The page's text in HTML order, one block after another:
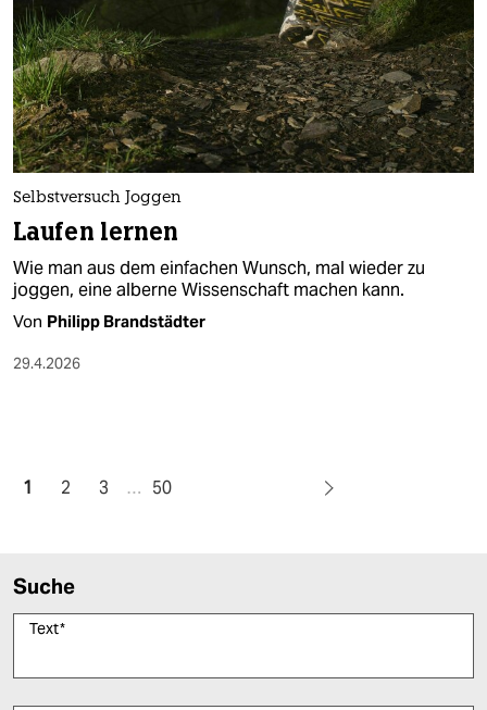
Selbstversuch Joggen
Laufen lernen
Wie man aus dem einfachen Wunsch, mal wieder zu
joggen, eine alberne Wissenschaft machen kann.
Von Philipp Brandstädter
29.4.2026
1 2 3 … 50
Suche
Text*